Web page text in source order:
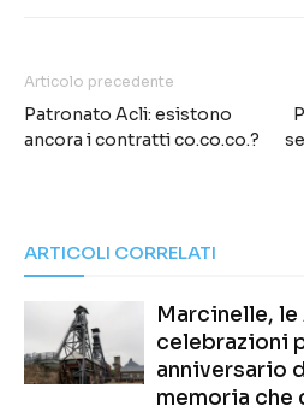
Articolo precedente
Patronato Acli: esistono
ancora i contratti co.co.co.?
ARTICOLI CORRELATI
Marcinelle,
celebrazioni
anniversario
memoria che